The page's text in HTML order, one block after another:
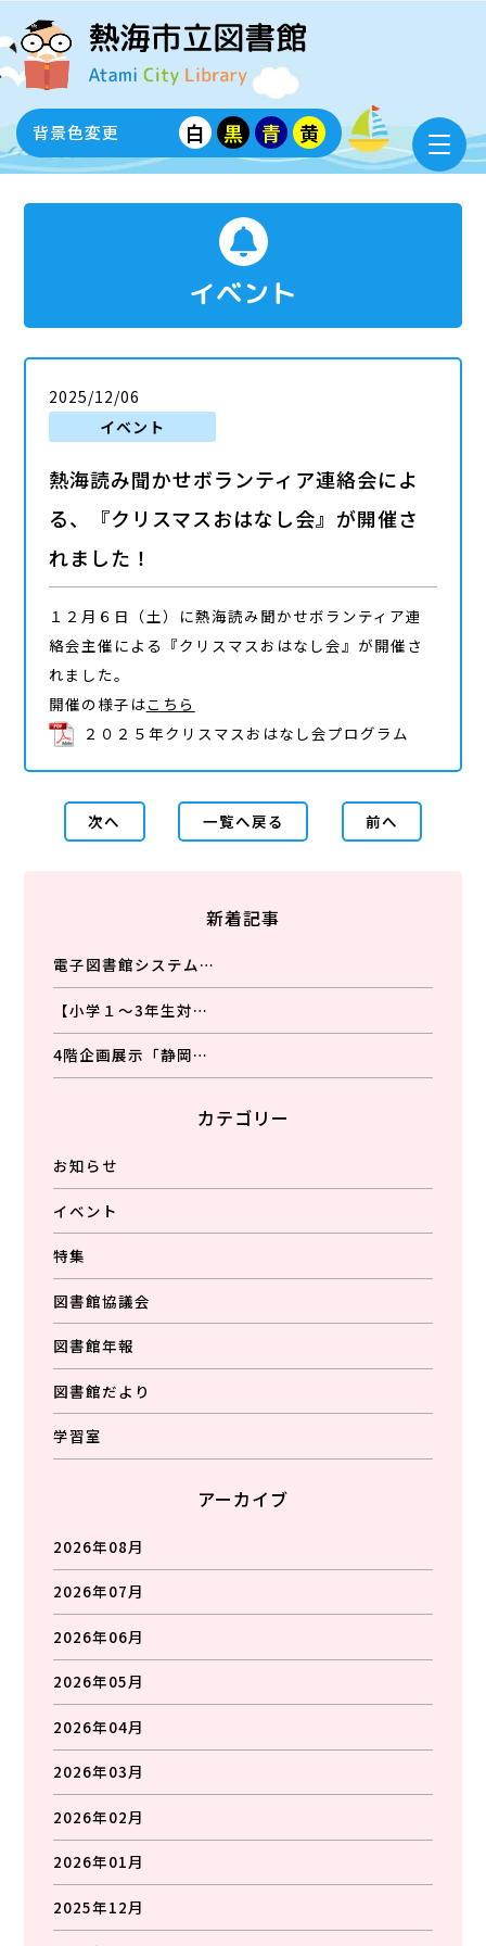
背景色変更 白 黒 青 黄
イベント
2025/12/06
イベント
熱海読み聞かせボランティア連絡会によ
る、『クリスマスおはなし会』が開催さ
れました！
１２月６日（土）に熱海読み聞かせボランティア連
絡会主催による『クリスマスおはなし会』が開催さ
れました。
開催の様子はこちら
２０２５年クリスマスおはなし会プログラム
次へ 一覧へ戻る 前へ
新着記事
電子図書館システム…
【小学１～3年生対…
4階企画展示「静岡…
カテゴリー
お知らせ
イベント
特集
図書館協議会
図書館年報
図書館だより
学習室
アーカイブ
2026年08月
2026年07月
2026年06月
2026年05月
2026年04月
2026年03月
2026年02月
2026年01月
2025年12月